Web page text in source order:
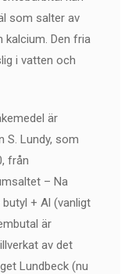
som salter av
Den fria
i vatten och
är
S. Lundy, som
från
– Na
+ Al (vanligt
är
av det
Lundbeck (nu